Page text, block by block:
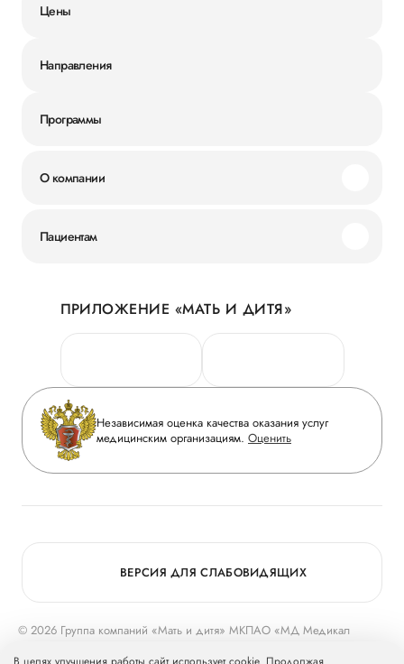
Цены
Направления
Программы
О компании
Новости
Руководство
Сотрудничество
Инвесторам
Журнал «Мать и дитя»
Вакансии
Медицинский туризм
Пациентам
Личный кабинет
Персональные данные
Горячая линия качества
Вопрос-ответ
Приложение пациента
Статьи
ПРИЛОЖЕНИЕ «МАТЬ И ДИТЯ»
Независимая оценка качества оказания услуг
медицинским организациям. Оценить
© 2026 Группа компаний «Мать и дитя» МКПАО «МД Медикал
ВЕРСИЯ ДЛЯ СЛАБОВИДЯЩИХ